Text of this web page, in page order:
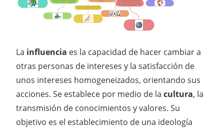
La influencia es la capacidad de hacer cambiar a
otras personas de intereses y la satisfacción de
unos intereses homogeneizados, orientando sus
acciones. Se establece por medio de la cultura, la
transmisión de conocimientos y valores. Su
objetivo es el establecimiento de una ideología